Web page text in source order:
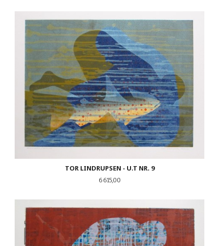
TOR LINDRUPSEN - U.T NR. 9
Pris
6 615,00